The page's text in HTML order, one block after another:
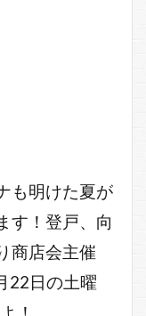
も明けた夏が
す！登戸、向
商店会主催
22日の土曜